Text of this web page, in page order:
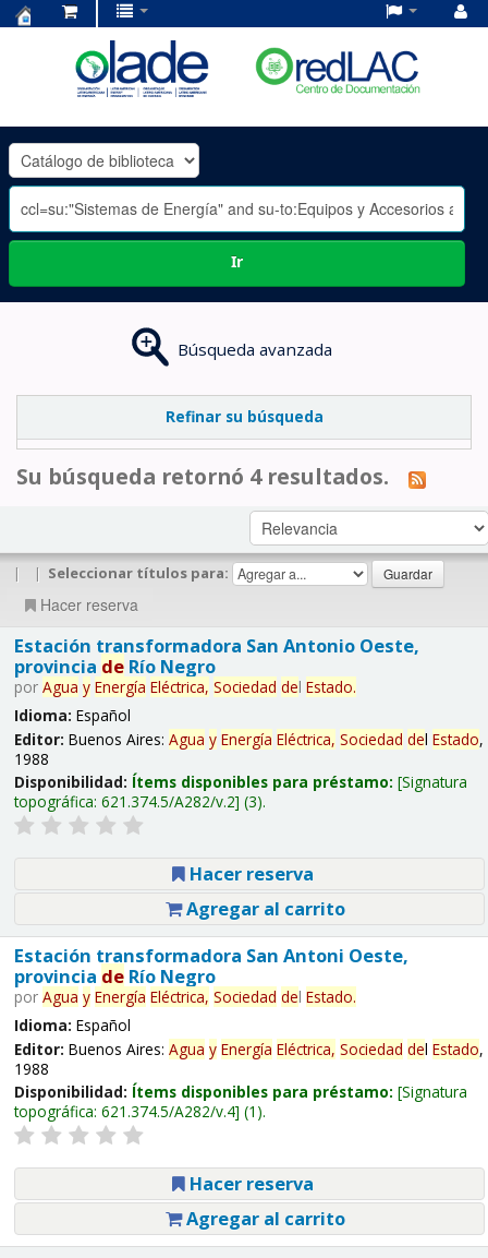
OLADE
-
Ir
Búsqueda avanzada
Refinar su búsqueda
Su búsqueda retornó 4 resultados.
| | Seleccionar títulos para:
Hacer reserva
Estación transformadora San Antonio Oeste,
provincia deRío Negro
por Agua y Energía Eléctrica, Sociedad del Estado.
Idioma: Español
Editor: Buenos Aires: Agua y Energía Eléctrica, Sociedad del Estado,
1988
Disponibilidad: Ítems disponibles para préstamo: Signatura
topográfica: 621.374.5/A282/v.2 (3).
Hacer reserva
Agregar al carrito
Estación transformadora San Antoni Oeste,
provincia deRío Negro
por Agua y Energía Eléctrica, Sociedad del Estado.
Idioma: Español
Editor: Buenos Aires: Agua y Energía Eléctrica, Sociedad del Estado,
1988
Disponibilidad: Ítems disponibles para préstamo: Signatura
topográfica: 621.374.5/A282/v.4 (1).
Hacer reserva
Agregar al carrito